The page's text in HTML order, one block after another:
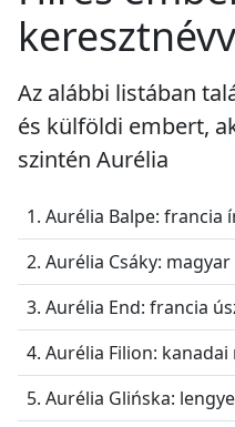
Az alábbi listában
és külföldi embert,
szintén Aurélia
1. Aurélia Balpe: francia
2. Aurélia Csáky:
3. Aurélia End: francia
4. Aurélia Filion:
5. Aurélia Glińska: